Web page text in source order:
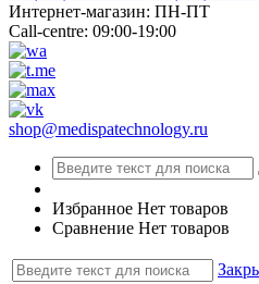
Интернет-магазин: ПН-ПТ
Call-centre: 09:00-19:00
shop@medispatechnology.ru
Избранное Нет товаров
Сравнение Нет товаров